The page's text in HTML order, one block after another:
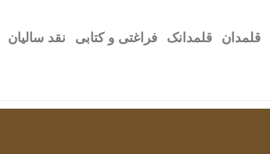
قلمدان قلمدانک فراغتی و کتابی نقد سالیان